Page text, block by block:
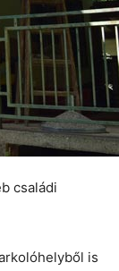
családi
is